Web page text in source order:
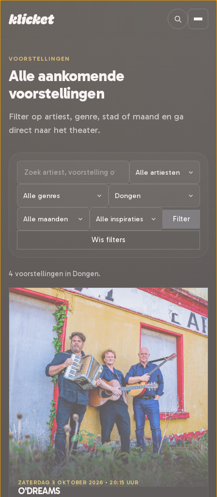
VOORSTELLINGEN
Alle aankomende
voorstellingen
Filter op artiest, genre, stad of maand en ga
direct naar het theater.
Filter
Wis filters
4 voorstellingen in Dongen.
ZATERDAG 3 OKTOBER 2026 • 20:15 UUR
O'DREAMS